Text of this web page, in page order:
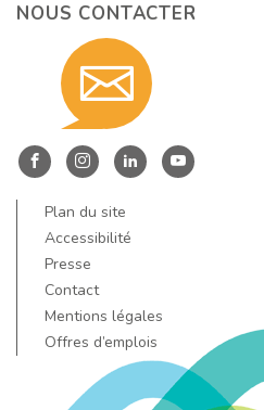
NOUS CONTACTER
Entre
Allier
sur
Facebook
Entre
Allier
sur
Instagram
Entre
LinkedIn
!
Entre
Plan du site
Accessibilité
Presse
Contact
Mentions légales
Offres d’emplois